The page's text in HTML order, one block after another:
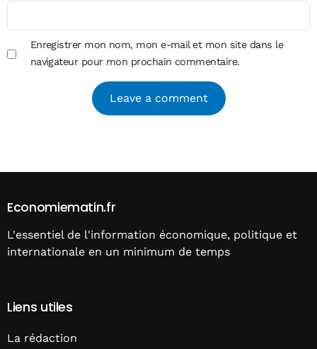
Enregistrer mon nom, mon e-mail et mon site dans le
navigateur pour mon prochain commentaire.
Economiematin.fr
L'essentiel de l'information économique, politique et
internationale en un minimum de temps
Liens utiles
La rédaction